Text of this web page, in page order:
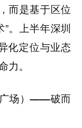
而是基于区位
。上半年深圳
化定位与业态
。
广场）——破而